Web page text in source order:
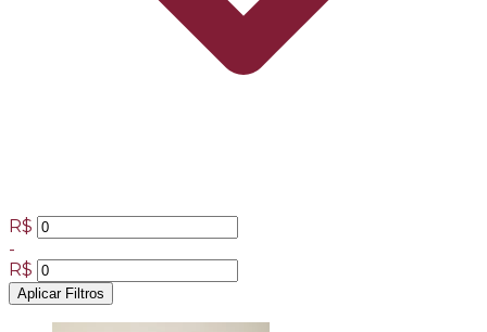
R$
-
R$
Aplicar Filtros